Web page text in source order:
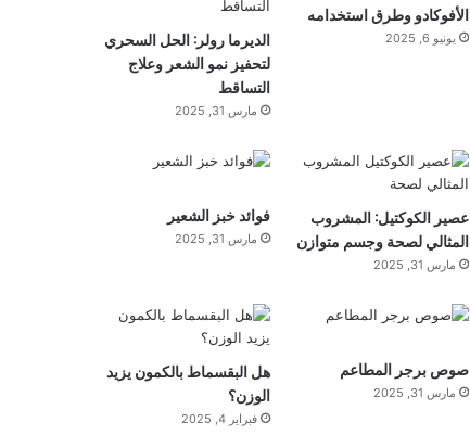
الأفوكادو وطرق استخدامه
يونيو 6, 2025
الديرما رولر: الحل السحري
لتحفيز نمو الشعر وعلاج
التساقط
مارس 31, 2025
عصير الكوكتيل: المشروب
المثالي لصحة وجسم متوازن
مارس 31, 2025
فوائد خبز الشعير
مارس 31, 2025
صوص برجر المطاعم
مارس 31, 2025
هل البقسماط بالكمون يزيد
الوزن؟
فبراير 4, 2025